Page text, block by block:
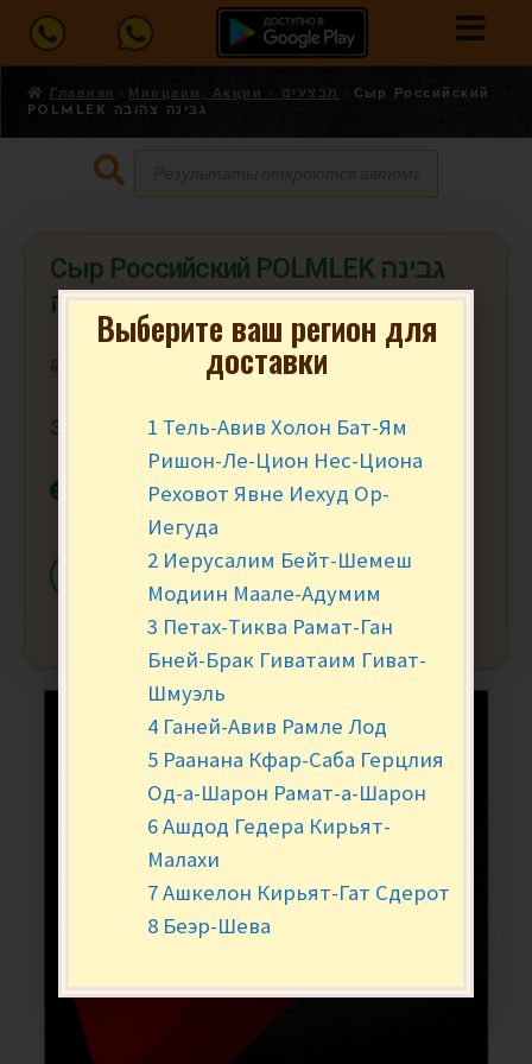
Главная Мивцаим, Акции - מבצעים
Сыр Российский
POLMLEK גבינה צהובה
Сыр Российский POLMLEK גבינה
צהובה
₪ 4.90 за 100 гр.
Заказ от 200 гр. (2)
В наличии
+
Выберите ваш регион для
доставки
1 Тель-Авив Холон Бат-Ям
Ришон-Ле-Цион Нес-Циона
Реховот Явне Иехуд Ор-
Иегуда
2 Иерусалим Бейт-Шемеш
Модиин Маале-Адумим
3 Петах-Тиква Рамат-Ган
Бней-Брак Гиватаим Гиват-
Шмуэль
4 Ганей-Авив Рамле Лод
5 Раанана Кфар-Саба Герцлия
Од-а-Шарон Рамат-а-Шарон
6 Ашдод Гедера Кирьят-
Малахи
7 Ашкелон Кирьят-Гат Сдерот
8 Беэр-Шева